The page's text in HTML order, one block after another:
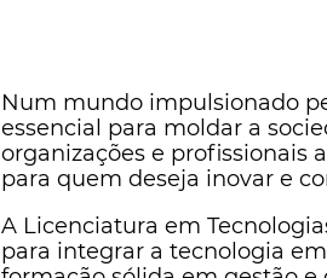
Num mundo impulsionado
essencial para moldar a
organizações e profissionais
para quem deseja inovar e
A Licenciatura em
para integrar a tecnologia